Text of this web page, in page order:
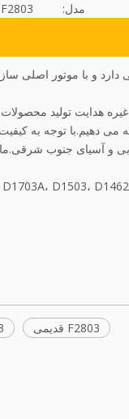
مدل: F2803 قدیمی
غیره هدایت تولید
دهیم.با توجه به
جنوبی و آسیای جنوب
F2803 قدیمی